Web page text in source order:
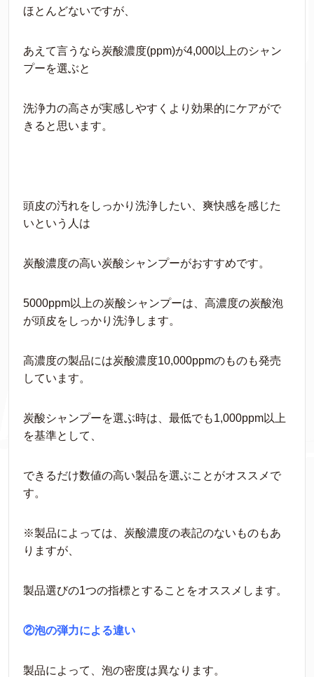
ほとんどないですが、
あえて言うなら炭酸濃度(ppm)が4,000以上のシャン
プーを選ぶと
洗浄力の高さが実感しやすくより効果的にケアがで
きると思います。
頭皮の汚れをしっかり洗浄したい、爽快感を感じた
いという人は
炭酸濃度の高い炭酸シャンプーがおすすめです。
5000ppm以上の炭酸シャンプーは、高濃度の炭酸泡
が頭皮をしっかり洗浄します。
高濃度の製品には炭酸濃度10,000ppmのものも発売
しています。
炭酸シャンプーを選ぶ時は、最低でも1,000ppm以上
を基準として、
できるだけ数値の高い製品を選ぶことがオススメで
す。
※製品によっては、炭酸濃度の表記のないものもあ
りますが、
製品選びの1つの指標とすることをオススメします。
②泡の弾力による違い
製品によって、泡の密度は異なります。